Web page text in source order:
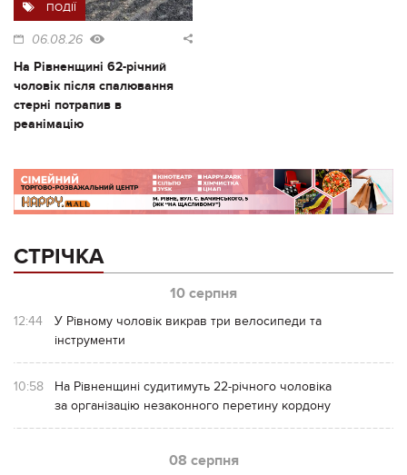
ПОДІЇ
06.08.26
На Рівненщині 62-річний
чоловік після спалювання
стерні потрапив в
реанімацію
СТРІЧКА
10 серпня
12:44
У Рівному чоловік викрав три велосипеди та
інструменти
10:58
На Рівненщині судитимуть 22-річного чоловіка
за організацію незаконного перетину кордону
08 серпня